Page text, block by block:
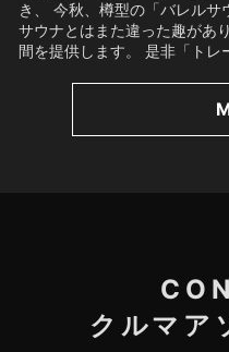
き、 今秋、樽型の「バレル
サウナとはまた違った趣があ
間を提供します。 是非「ト
クルマア